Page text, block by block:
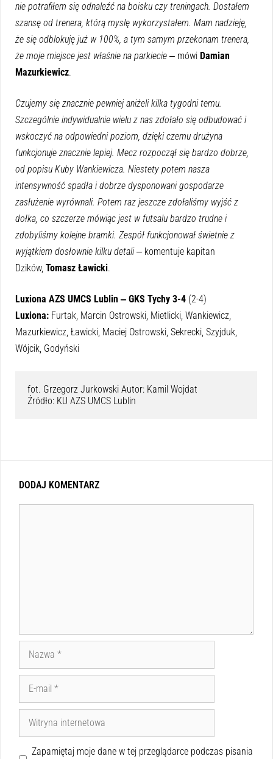
nie potrafiłem się odnaleźć na boisku czy treningach. Dostałem
szansę od trenera, którą myslę wykorzystałem. Mam nadzieję,
że się odblokuję już w 100%, a tym samym przekonam trenera,
że moje miejsce jest właśnie na parkiecie ‒ mówi Damian
Mazurkiewicz.
Czujemy się znacznie pewniej aniżeli kilka tygodni temu.
Szczególnie indywidualnie wielu z nas zdołało się odbudować i
wskoczyć na odpowiedni poziom, dzięki czemu drużyna
funkcjonuje znacznie lepiej. Mecz rozpoczął się bardzo dobrze,
od popisu Kuby Wankiewicza. Niestety potem nasza
intensywność spadła i dobrze dysponowani gospodarze
zasłużenie wyrównali. Potem raz jeszcze zdołaliśmy wyjść z
dołka, co szczerze mówiąc jest w futsalu bardzo trudne i
zdobyliśmy kolejne bramki. Zespół funkcjonował świetnie z
wyjątkiem dosłownie kilku detali‒ komentuje kapitan
Dzików, Tomasz Ławicki.
Luxiona AZS UMCS Lublin ‒ GKS Tychy 3-4 (2-4)
Luxiona: Furtak, Marcin Ostrowski, Mietlicki, Wankiewicz,
Mazurkiewicz, Ławicki, Maciej Ostrowski, Sekrecki, Szyjduk,
Wójcik, Godyński
fot. Grzegorz Jurkowski Autor: Kamil Wojdat
Źródło: KU AZS UMCS Lublin
DODAJ KOMENTARZ
Zapamiętaj moje dane w tej przeglądarce podczas pisania